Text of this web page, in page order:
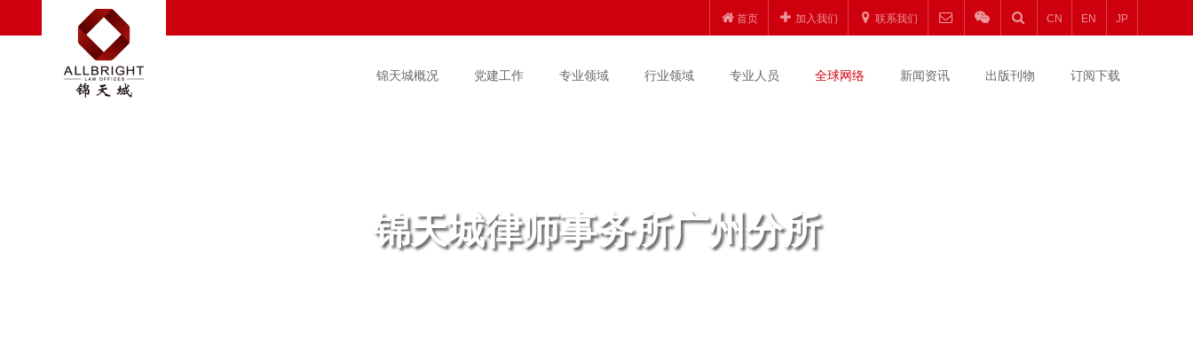
首页 加入我们 联系我们 CN EN JP
锦天城概况 党建工作 专业领域 行业领域 专业人员 全球网络 新闻资讯 出版刊物 订阅下载
锦天城律师事务所广州分所